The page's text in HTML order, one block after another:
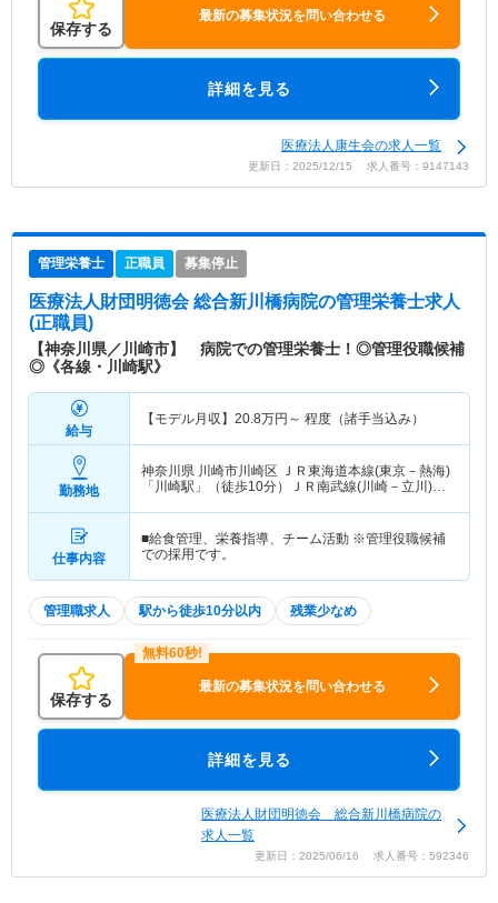
保存する
最新の募集状況を問い合わせる
詳細を見る
医療法人康生会の求人一覧
更新日：2025/12/15 求人番号：9147143
管理栄養士 正職員 募集停止
医療法人財団明徳会 総合新川橋病院の管理栄養士求人
(正職員)
【神奈川県／川崎市】 病院での管理栄養士！◎管理役職候補
◎《各線・川崎駅》
給与
【モデル月収】 20.8万円～ 程度（諸手当込み）
勤務地
神奈川県 川崎市川崎区 ＪＲ東海道本線(東京－熱海)
「川崎駅」（徒歩10分）ＪＲ南武線(川崎－立川)
仕事内容
■給食管理、栄養指導、チーム活動 ※管理役職候補
での採用です。
管理職求人 駅から徒歩10分以内 残業少なめ
保存する
最新の募集状況を問い合わせる
詳細を見る
医療法人財団明徳会 総合新川橋病院の
求人一覧
更新日：2025/06/16 求人番号：592346